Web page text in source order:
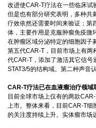
改进使CAR-T疗法在一些临床试
但是也有部分研究表明，多种共
疗效依然还需要时间来验证；第
体，主要作用是克服肿瘤免疫微
在肿瘤区域分泌特定的细胞因子
第五代CAR-T，目前市场上有两
代CAR-T，添加了激活其它信号
STAT3/5的结构域。第二种声音
CAR-T疗法已在血液瘤治疗领域
目前全球市场上仅有的两款
上市。整体来看，目前CAR-T细
的关注度持续上升。实体瘤市场